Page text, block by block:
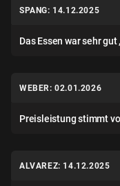
SPANG: 14.12.2025
Das Essen war sehr
WEBER: 02.01.2026
Preisleistung stimmt
ALVAREZ: 14.12.2025